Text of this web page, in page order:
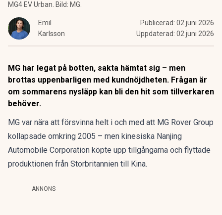
MG4 EV Urban. Bild: MG.
Emil
Karlsson
Publicerad: 02 juni 2026
Uppdaterad: 02 juni 2026
MG har legat på botten, sakta hämtat sig – men
brottas uppenbarligen med kundnöjdheten. Frågan är
om sommarens nysläpp kan bli den hit som tillverkaren
behöver.
MG var nära att försvinna helt i och med att MG Rover Group
kollapsade omkring 2005 – men kinesiska Nanjing
Automobile Corporation köpte upp tillgångarna och flyttade
produktionen från Storbritannien till Kina.
ANNONS